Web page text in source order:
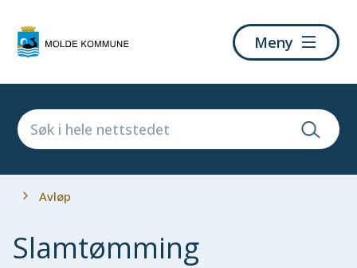
kommune
Meny
Du
Avløp
Slamtømming